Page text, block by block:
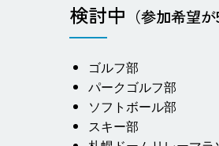
検討中 （参加希望
ゴルフ部
パークゴルフ部
ソフトボール部
スキー部